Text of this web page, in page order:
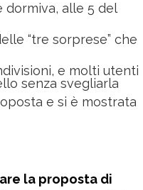
alle 5 del
“tre sorprese” che
e molti utenti
senza svegliarla
e si è mostrata
la proposta di